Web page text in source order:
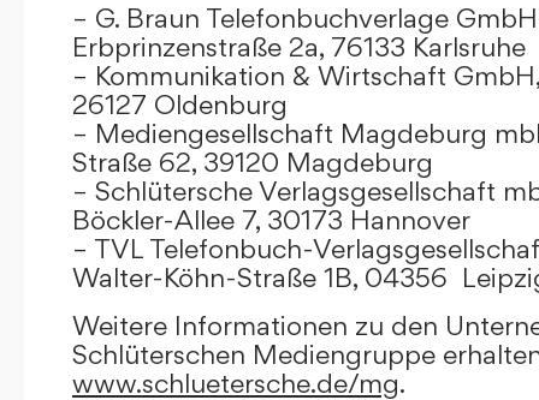
– G. Braun Telefonbuchverlage GmbH
Erbprinzenstraße 2a, 76133 Karlsruhe
– Kommunikation & Wirtschaft
26127 Oldenburg
– Mediengesellschaft Magdeburg
Straße 62, 39120 Magdeburg
– Schlütersche Verlagsgesellschaft
Böckler-Allee 7, 30173 Hannover
– TVL Telefonbuch-
Walter-Köhn-Straße 1B, 04356
Weitere Informationen zu den
Schlüterschen Mediengruppe
www.schluetersche.de/mg.